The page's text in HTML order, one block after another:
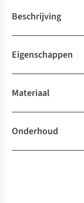
Beschrijving
Eigenschappen
Materiaal
Onderhoud